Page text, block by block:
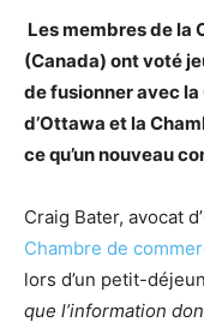
Les membres de la
(Canada) ont voté
de fusionner avec la
d’Ottawa et la
ce qu’un nouveau
Craig Bater, avocat
Chambre de
lors d’un petit-
que l’information